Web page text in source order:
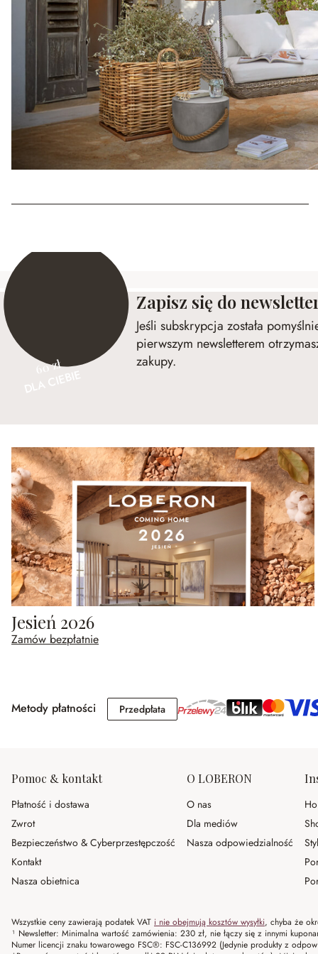
60 zł
Zapisz się do
Jeśli subskrypcja została
pierwszym newsletterem
zakupy.
Jesień 2026
Zamów bezpłatnie
Metody płatności PrzedpłataPrzedpłata
Pomoc & kontakt
Płatność i dostawa
Zwrot
Bezpieczeństwo & Cyberprzestępczość
Kontakt
Nasza obietnica
O LOBERON
O nas
Dla mediów
Nasza odpowiedzialność
Wszystkie ceny zawierają podatek VAT i nie obejmują kosztów wysyłki, chyba że
¹ Newsletter: Minimalna wartość zamówienia: 230 zł, nie łączy się z innymi
Numer licencji znaku towarowego FSC®: FSC-C136992 (Jedynie produkty z